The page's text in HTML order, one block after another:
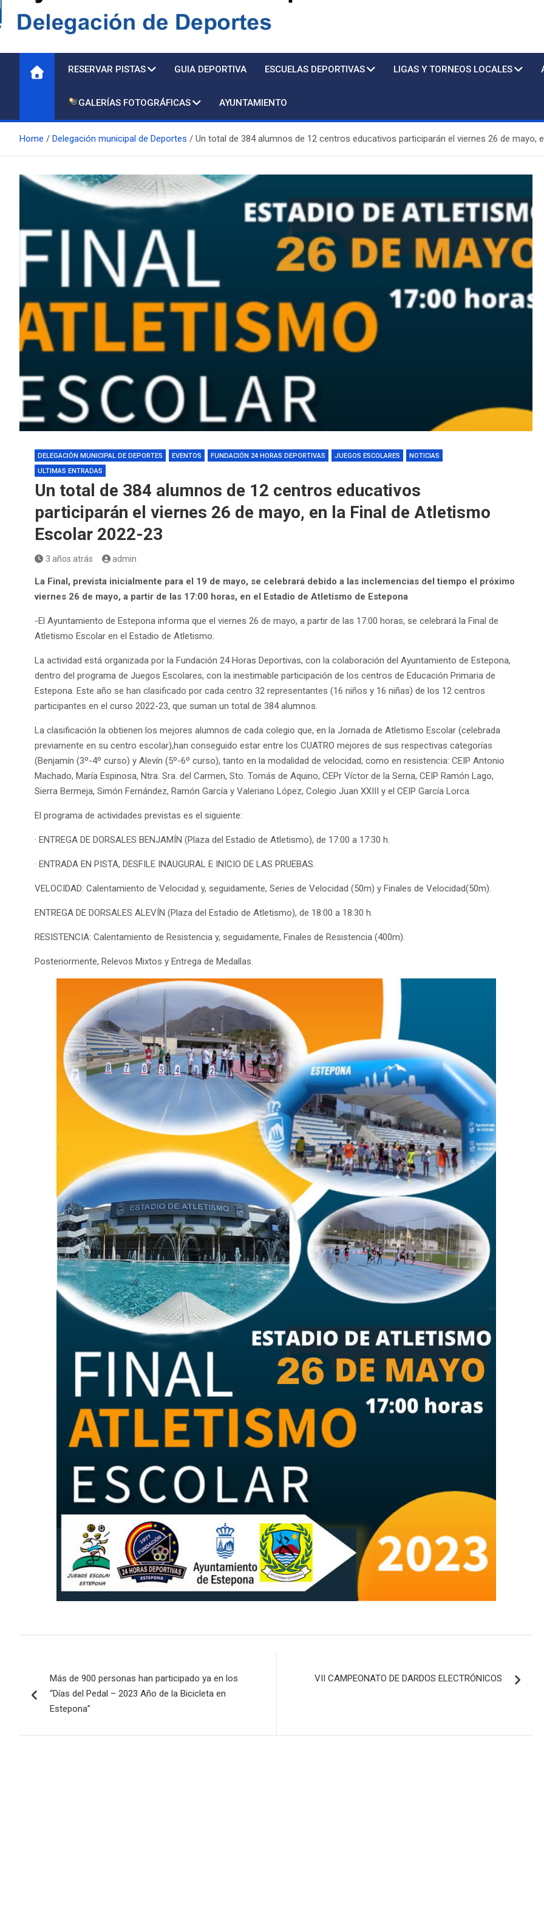
Delegación de Deportes
RESERVAR PISTAS GUIA DEPORTIVA ESCUELAS DEPORTIVAS LIGAS Y TORNEOS LOCALES
GALERÍAS FOTOGRÁFICAS AYUNTAMIENTO
Home Delegación municipal de Deportes Un total de 384 alumnos de 12 centros educativos participarán el viernes 26 de mayo,
DELEGACIÓN MUNICIPAL DE DEPORTES EVENTOS FUNDACIÓN 24 HORAS DEPORTIVAS JUEGOS ESCOLARES
NOTICIAS
ULTIMAS ENTRADAS
Un total de 384 alumnos de 12 centros educativos
participarán el viernes 26 de mayo, en la Final de Atletismo
Escolar 2022-23
3 años atrás admin
La Final, prevista inicialmente para el 19 de mayo, se celebrará debido a las inclemencias del tiempo el próximo
viernes 26 de mayo, a partir de las 17:00 horas, en el Estadio de Atletismo de Estepona
-El Ayuntamiento de Estepona informa que el viernes 26 de mayo, a partir de las 17:00 horas, se celebrará la Final de
Atletismo Escolar en el Estadio de Atletismo.
La actividad está organizada por la Fundación 24 Horas Deportivas, con la colaboración del Ayuntamiento de Estepona,
dentro del programa de Juegos Escolares, con la inestimable participación de los centros de Educación Primaria de
Estepona. Este año se han clasificado por cada centro 32 representantes (16 niños y 16 niñas) de los 12 centros
participantes en el curso 2022-23, que suman un total de 384 alumnos.
La clasificación la obtienen los mejores alumnos de cada colegio que, en la Jornada de Atletismo Escolar (celebrada
previamente en su centro escolar),han conseguido estar entre los CUATRO mejores de sus respectivas categorías
(Benjamín (3º-4º curso) y Alevín (5º-6º curso), tanto en la modalidad de velocidad, como en resistencia: CEIP Antonio
Machado, María Espinosa, Ntra. Sra. del Carmen, Sto. Tomás de Aquino, CEPr Víctor de la Serna, CEIP Ramón Lago,
Sierra Bermeja, Simón Fernández, Ramón García y Valeriano López, Colegio Juan XXIII y el CEIP García Lorca.
El programa de actividades previstas es el siguiente:
· ENTREGA DE DORSALES BENJAMÍN (Plaza del Estadio de Atletismo), de 17:00 a 17:30 h.
· ENTRADA EN PISTA, DESFILE INAUGURAL E INICIO DE LAS PRUEBAS.
VELOCIDAD: Calentamiento de Velocidad y, seguidamente, Series de Velocidad (50m) y Finales de Velocidad(50m).
ENTREGA DE DORSALES ALEVÍN (Plaza del Estadio de Atletismo), de 18:00 a 18:30 h.
RESISTENCIA: Calentamiento de Resistencia y, seguidamente, Finales de Resistencia (400m).
Posteriormente, Relevos Mixtos y Entrega de Medallas.
de
entradas
Más de 900 personas han participado ya en los
“Días del Pedal – 2023 Año de la Bicicleta en
Estepona”
VII CAMPEONATO DE DARDOS ELECTRÓNICOS
EDM 26-27
EDM 26-